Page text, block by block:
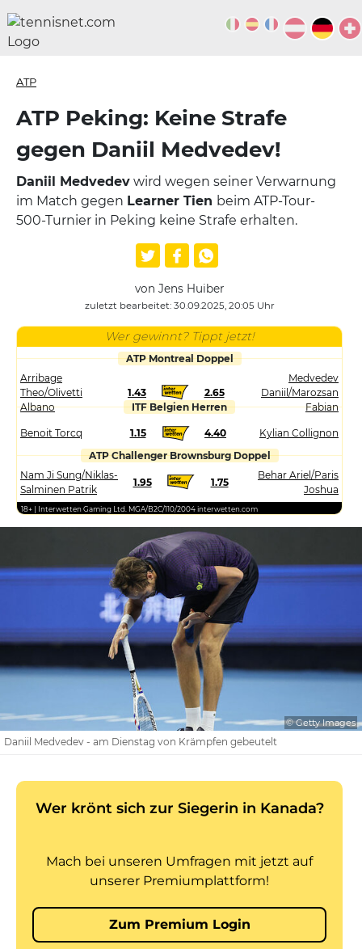
ATP
ATP Peking: Keine Strafe
gegen Daniil Medvedev!
Daniil Medvedev wird wegen seiner Verwarnung
im Match gegen Learner Tien beim ATP-Tour-
500-Turnier in Peking keine Strafe erhalten.
von Jens Huiber
zuletzt bearbeitet: 30.09.2025, 20:05 Uhr
Wer gewinnt? Tippt jetzt!
ATP Montreal Doppel
Arribage
Theo/Olivetti
Albano
1.43 2.65
Medvedev
Daniil/Marozsan
Fabian
ITF Belgien Herren
Benoit Torcq 1.15 4.40
Kylian Collignon
ATP Challenger Brownsburg Doppel
Nam Ji Sung/Niklas-
Salminen Patrik
1.95 1.75
Behar Ariel/Paris
Joshua
18+ | Interwetten Gaming Ltd. MGA/B2C/110/2004 interwetten.com
© Getty Images
Daniil Medvedev - am Dienstag von Krämpfen gebeutelt